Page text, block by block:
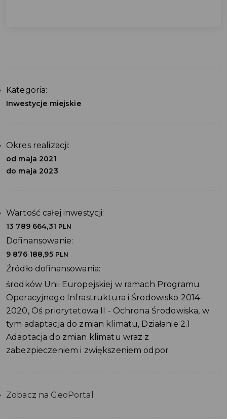
Kategoria:
Inwestycje miejskie
Okres realizacji:
od maja 2021
do maja 2023
Wartość całej inwestycji:
13 789 664,31 PLN
Dofinansowanie:
9 876 188,95 PLN
Źródło dofinansowania:
środków Unii Europejskiej w ramach Programu
Operacyjnego Infrastruktura i Środowisko 2014-
2020, Oś priorytetowa II - Ochrona Środowiska, w
tym adaptacja do zmian klimatu, Działanie 2.1
Adaptacja do zmian klimatu wraz z
zabezpieczeniem i zwiększeniem odpor
Zobacz na GeoPortal